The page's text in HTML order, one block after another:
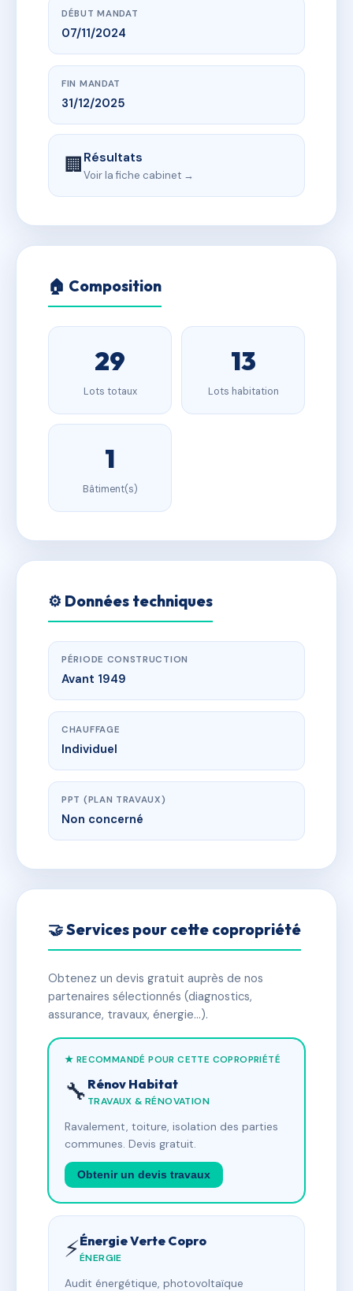
DÉBUT MANDAT
07/11/2024
FIN MANDAT
31/12/2025
🏢Résultats
Voir la fiche cabinet →
🏠 Composition
29
Lots totaux
13
Lots habitation
1
Bâtiment(s)
⚙️ Données techniques
PÉRIODE CONSTRUCTION
Avant 1949
CHAUFFAGE
Individuel
PPT (PLAN TRAVAUX)
Non concerné
🤝 Services pour cette copropriété
Obtenez un devis gratuit auprès de nos
partenaires sélectionnés (diagnostics,
assurance, travaux, énergie…).
★ RECOMMANDÉ POUR CETTE COPROPRIÉTÉ
🔧 Rénov Habitat
TRAVAUX & RÉNOVATION
Ravalement, toiture, isolation des parties
communes. Devis gratuit.
Obtenir un devis travaux
⚡Énergie Verte Copro
ÉNERGIE
Audit énergétique, photovoltaïque